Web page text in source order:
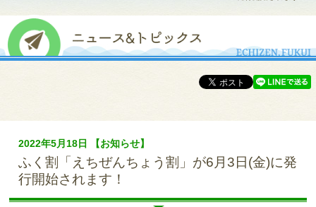
2022年5月18日 【お知らせ】
ふく割「えちぜんちょう割」が6月3日(金)に発
行開始されます！